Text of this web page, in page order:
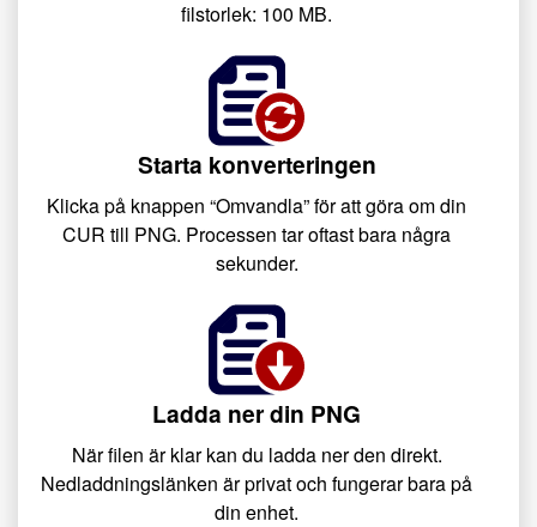
filstorlek: 100 MB.
Starta konverteringen
Klicka på knappen “Omvandla” för att göra om din
CUR till PNG. Processen tar oftast bara några
sekunder.
Ladda ner din PNG
När filen är klar kan du ladda ner den direkt.
Nedladdningslänken är privat och fungerar bara på
din enhet.